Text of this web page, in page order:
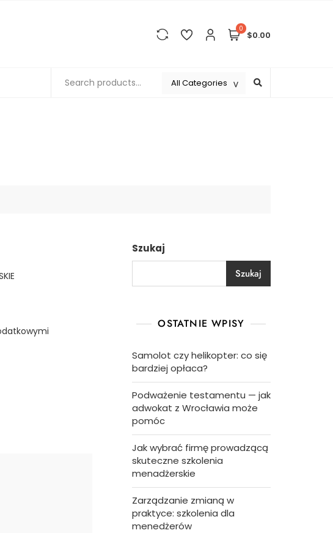
0
$0.00
Szukaj
Szukaj
OSTATNIE WPISY
Samolot czy helikopter: co się
bardziej opłaca?
Podważenie testamentu — jak
adwokat z Wrocławia może
pomóc
Jak wybrać firmę prowadzącą
skuteczne szkolenia
menadżerskie
Zarządzanie zmianą w
praktyce: szkolenia dla
menedżerów